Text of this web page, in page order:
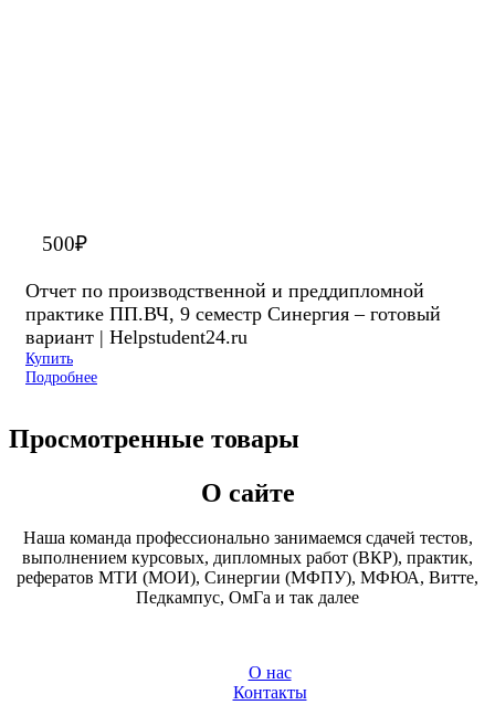
500₽
Отчет по производственной и преддипломной
практике ПП.ВЧ, 9 семестр Синергия – готовый
вариант | Helpstudent24.ru
Купить
Подробнее
Просмотренные товары
О сайте
Наша команда профессионально занимаемся сдачей тестов,
выполнением курсовых, дипломных работ (ВКР), практик,
рефератов МТИ (МОИ), Синергии (МФПУ), МФЮА, Витте,
Педкампус, ОмГа и так далее
О нас
Контакты